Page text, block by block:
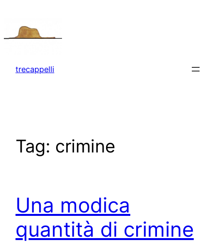
contenuto
trecappelli
Tag: crimine
Una modica
quantità di crimine